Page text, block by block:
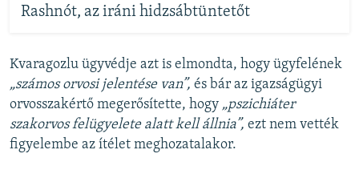
Rashnót, az iráni hidzsábtüntetőt
Kvaragozlu ügyvédje azt is elmondta, hogy ügyfelének
„számos orvosi jelentése van”, és bár az igazságügyi
orvosszakértő megerősítette, hogy „pszichiáter
szakorvos felügyelete alatt kell állnia”, ezt nem vették
figyelembe az ítélet meghozatalakor.